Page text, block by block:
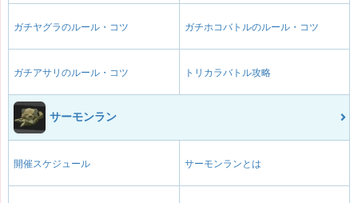
ガチヤグラのルール・コツ ガチホコバトルのルール・コツ
ガチアサリのルール・コツ トリカラバトル攻略
サーモンラン
開催スケジュール サーモンランとは